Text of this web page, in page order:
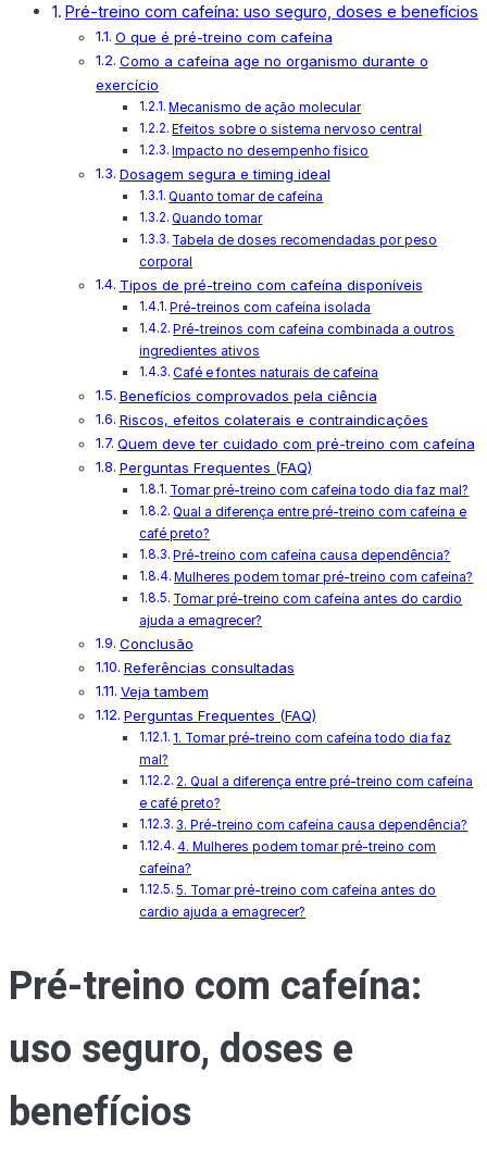
Pré-treino com cafeína: uso seguro, doses e benefícios
O que é pré-treino com cafeína
Como a cafeína age no organismo durante o
exercício
Mecanismo de ação molecular
Efeitos sobre o sistema nervoso central
Impacto no desempenho físico
Dosagem segura e timing ideal
Quanto tomar de cafeína
Quando tomar
Tabela de doses recomendadas por peso
corporal
Tipos de pré-treino com cafeína disponíveis
Pré-treinos com cafeína isolada
Pré-treinos com cafeína combinada a outros
ingredientes ativos
Café e fontes naturais de cafeína
Benefícios comprovados pela ciência
Riscos, efeitos colaterais e contraindicações
Quem deve ter cuidado com pré-treino com cafeína
Perguntas Frequentes (FAQ)
Tomar pré-treino com cafeína todo dia faz mal?
Qual a diferença entre pré-treino com cafeína e
café preto?
Pré-treino com cafeína causa dependência?
Mulheres podem tomar pré-treino com cafeína?
Tomar pré-treino com cafeína antes do cardio
ajuda a emagrecer?
Conclusão
Referências consultadas
Veja tambem
Perguntas Frequentes (FAQ)
1. Tomar pré-treino com cafeína todo dia faz
mal?
2. Qual a diferença entre pré-treino com cafeína
e café preto?
3. Pré-treino com cafeína causa dependência?
4. Mulheres podem tomar pré-treino com
cafeína?
5. Tomar pré-treino com cafeína antes do
cardio ajuda a emagrecer?
Pré-treino com cafeína:
uso seguro, doses e
benefícios